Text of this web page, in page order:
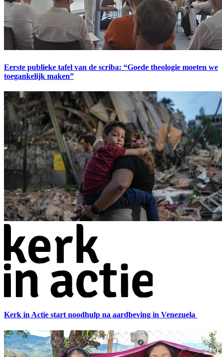
Eerste publieke tafel van de scriba: “Goede theologie moeten we
toegankelijk maken”
Kerk in Actie start noodhulp na aardbeving in Venezuela